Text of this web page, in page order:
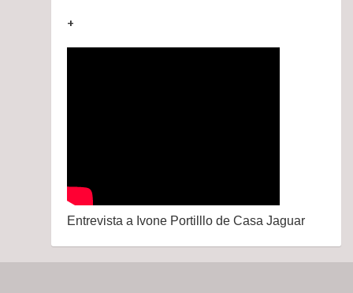
+
Entrevista a Ivone Portilllo de Casa Jaguar